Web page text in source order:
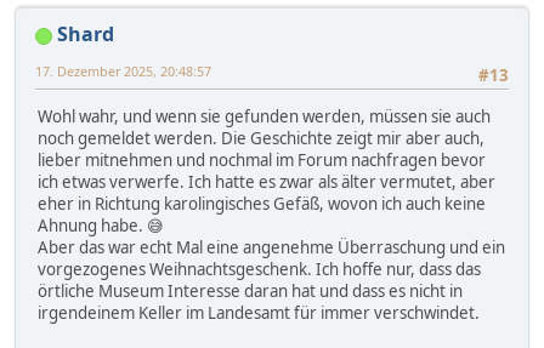
Shard
#13
17. Dezember 2025, 20:48:57
Wohl wahr, und wenn sie gefunden werden, müssen sie auch
noch gemeldet werden. Die Geschichte zeigt mir aber auch,
lieber mitnehmen und nochmal im Forum nachfragen bevor
ich etwas verwerfe. Ich hatte es zwar als älter vermutet, aber
eher in Richtung karolingisches Gefäß, wovon ich auch keine
Ahnung habe. 😅
Aber das war echt Mal eine angenehme Überraschung und ein
vorgezogenes Weihnachtsgeschenk. Ich hoffe nur, dass das
örtliche Museum Interesse daran hat und dass es nicht in
irgendeinem Keller im Landesamt für immer verschwindet.